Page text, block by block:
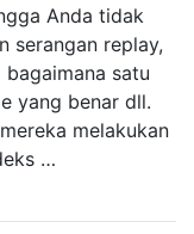
Anda tidak
serangan replay,
satu
yang benar dll.
melakukan
…